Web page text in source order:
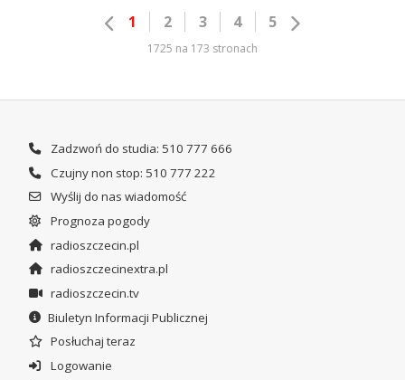
1 2 3 4 5
1725 na 173 stronach
Zadzwoń do studia: 510 777 666
Czujny non stop: 510 777 222
Wyślij do nas wiadomość
Prognoza pogody
radioszczecin.pl
radioszczecinextra.pl
radioszczecin.tv
Biuletyn Informacji Publicznej
Posłuchaj teraz
Logowanie